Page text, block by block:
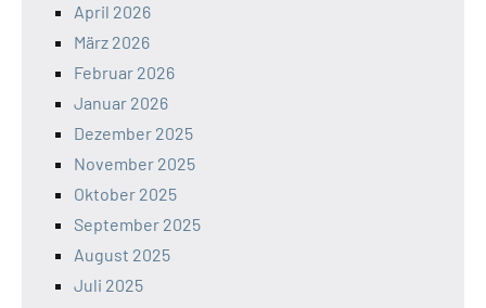
April 2026
März 2026
Februar 2026
Januar 2026
Dezember 2025
November 2025
Oktober 2025
September 2025
August 2025
Juli 2025